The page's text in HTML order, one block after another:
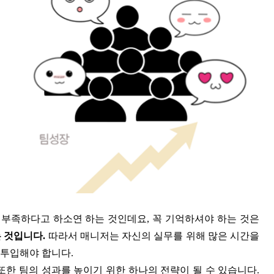
족하다고 하소연 하는 것인데요, 꼭 기억하셔야 하는 것은
것입니다. 따라서 매니저는 자신의 실무를 위해 많은 시간을
입해야 합니다.
팀의 성과를 높이기 위한 하나의 전략이 될 수 있습니다.